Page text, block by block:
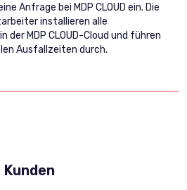
Anfrage bei MDP CLOUD ein. Die
installieren alle
MDP CLOUD-Cloud und führen
Ausfallzeiten durch.
Kunden